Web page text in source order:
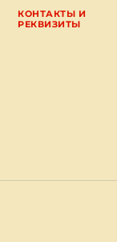
КОНТАКТЫ И
РЕКВИЗИТЫ